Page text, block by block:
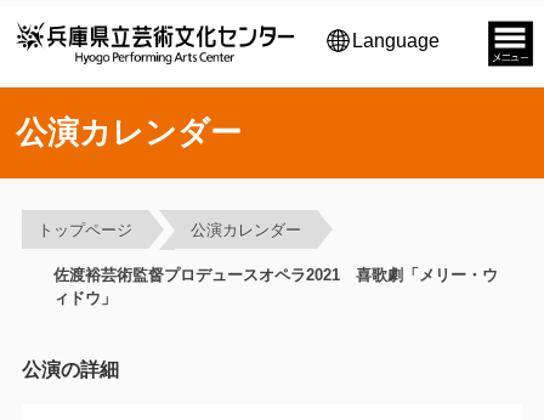
Language
公演カレンダー
トップページ 公演カレンダー
佐渡裕芸術監督プロデュースオペラ2021 喜歌劇「メリー・ウ
ィドウ」
公演の詳細